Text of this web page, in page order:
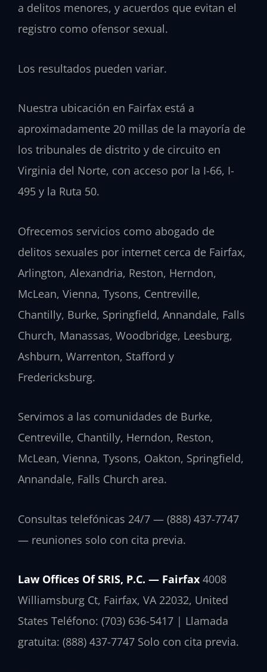
a delitos menores, y acuerdos que evitan el
registro como ofensor sexual.
Los resultados pueden variar.
Nuestra ubicación en Fairfax está a
aproximadamente 20 millas de la mayoría de
los tribunales de distrito y de circuito en
Virginia del Norte, con acceso por la I-66, I-
495 y la Ruta 50.
Ofrecemos servicios como abogado de
delitos sexuales por internet cerca de Fairfax,
Arlington, Alexandria, Reston, Herndon,
McLean, Vienna, Tysons, Centreville,
Chantilly, Burke, Springfield, Annandale, Falls
Church, Manassas, Woodbridge, Leesburg,
Ashburn, Warrenton, Stafford y
Fredericksburg.
Servimos a las comunidades de Burke,
Centreville, Chantilly, Herndon, Reston,
McLean, Vienna, Tysons, Oakton, Springfield,
Annandale, Falls Church area.
Consultas telefónicas 24/7 — (888) 437-7747
— reuniones solo con cita previa.
Law Offices Of SRIS, P.C. — Fairfax 4008
Williamsburg Ct, Fairfax, VA 22032, United
States Teléfono: (703) 636-5417 | Llamada
gratuita: (888) 437-7747 Solo con cita previa.